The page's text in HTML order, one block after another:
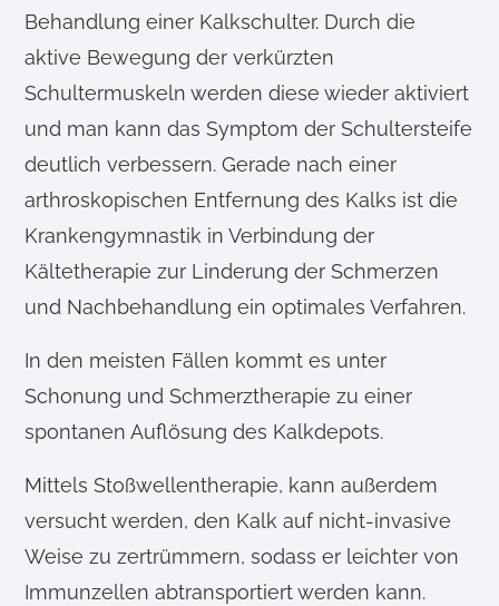
Behandlung einer Kalkschulter. Durch die
aktive Bewegung der verkürzten
Schultermuskeln werden diese wieder aktiviert
und man kann das Symptom der Schultersteife
deutlich verbessern. Gerade nach einer
arthroskopischen Entfernung des Kalks ist die
Krankengymnastik in Verbindung der
Kältetherapie zur Linderung der Schmerzen
und Nachbehandlung ein optimales Verfahren.
In den meisten Fällen kommt es unter
Schonung und Schmerztherapie zu einer
spontanen Auflösung des Kalkdepots.
Mittels Stoßwellentherapie, kann außerdem
versucht werden, den Kalk auf nicht-invasive
Weise zu zertrümmern, sodass er leichter von
Immunzellen abtransportiert werden kann.